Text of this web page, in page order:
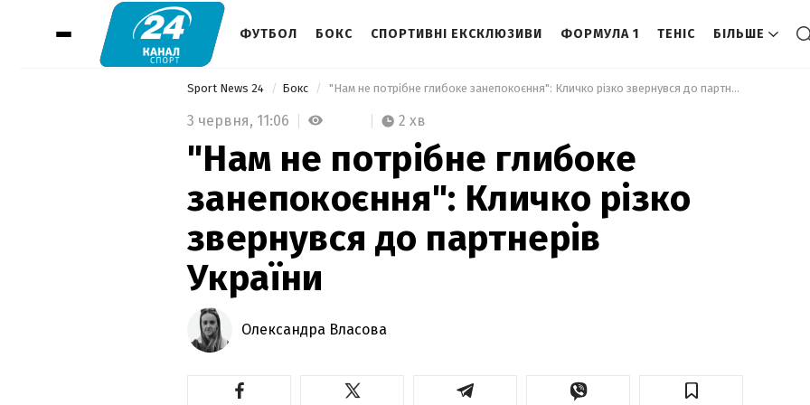
ФУТБОЛ БОКС СПОРТИВНІ ЕКСКЛЮЗИВИ ФОРМУЛА 1 ТЕНІС БІЛЬШЕ
Sport News 24 Бокс "Нам не потрібне глибоке занепокоєння": Кличко різко звернувся до партнерів України
3 червня, 11:06 2 хв
"Нам не потрібне глибоке
занепокоєння": Кличко різко
звернувся до партнерів
України
Олександра Власова